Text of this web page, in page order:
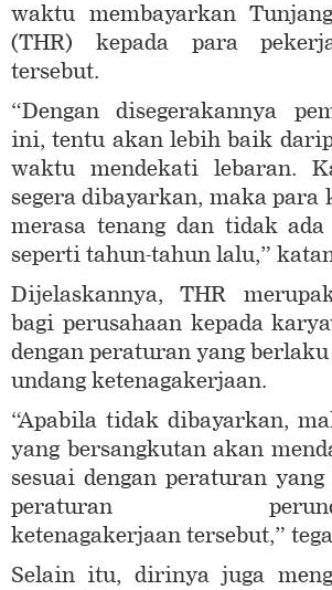
waktu membayarkan
(THR) kepada para
tersebut.
“Dengan disegerakannya
ini, tentu akan lebih baik
waktu mendekati lebaran.
segera dibayarkan, maka para
merasa tenang dan tidak
seperti tahun-tahun lalu,”
Dijelaskannya, THR
bagi perusahaan kepada
dengan peraturan yang
undang ketenagakerjaan.
“Apabila tidak dibayarkan,
yang bersangkutan akan
sesuai dengan peraturan
peraturan
ketenagakerjaan tersebut,”
Selain itu, dirinya juga